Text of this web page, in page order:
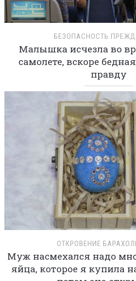
БЕЗОПАСНОСТЬ
Малышка исчезла во
самолете, вскоре
правду
ОТКРОВЕНИЕ
Муж насмехался надо
яйца, которое я купила